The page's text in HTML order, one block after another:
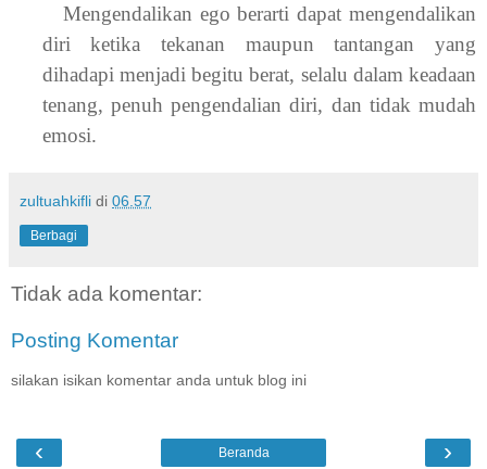
Mengendalikan ego berarti dapat mengendalikan
diri ketika tekanan maupun tantangan yang
dihadapi menjadi begitu berat, selalu dalam keadaan
tenang, penuh pengendalian diri, dan tidak mudah
emosi.
zultuahkifli di 06.57
Berbagi
Tidak ada komentar:
Posting Komentar
silakan isikan komentar anda untuk blog ini
‹ ›
Beranda